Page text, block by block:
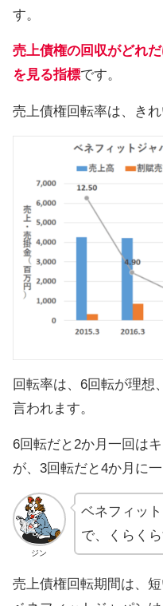
す。
売上債権の回収がどれ
を見る指標です。
売上債権回転率は、き
回転率は、6回転が理想
言われます。
6回転だと2か月一回は
が、3回転だと4か月に
ジン
ベネフィッ
で、くらく
売上債権回転期間は、